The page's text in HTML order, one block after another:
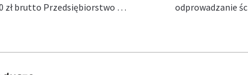
zł brutto Przedsiębiorstwo …
odprowadzanie